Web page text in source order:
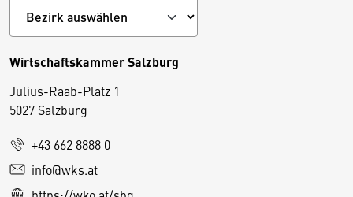
Wirtschaftskammer Salzburg
Julius-Raab-Platz 1
5027 Salzburg
+43 662 8888 0
info@wks.at
D
e